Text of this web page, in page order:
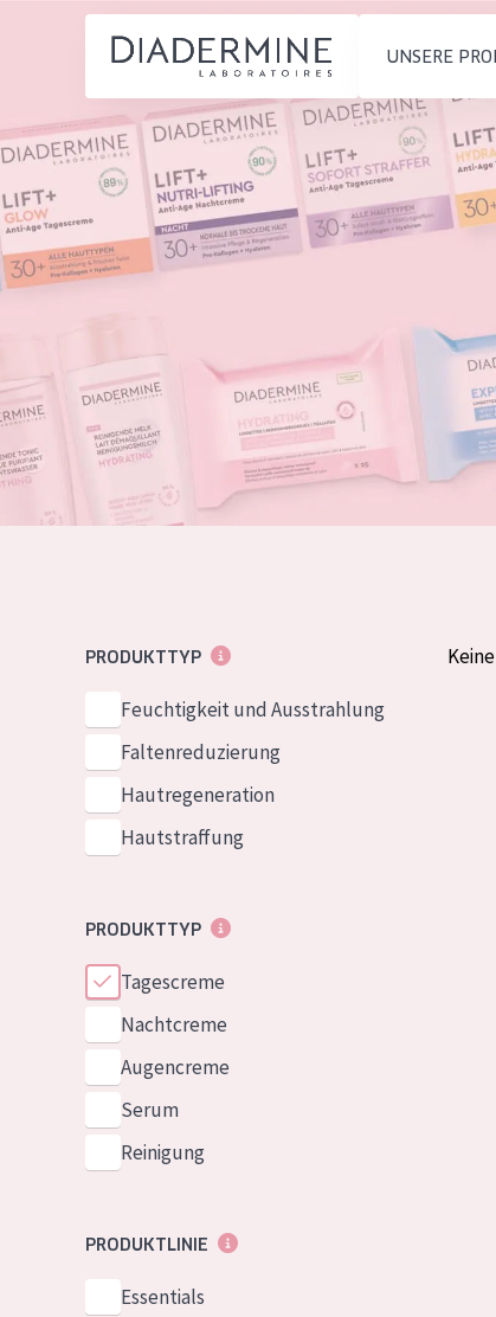
UNSERE
PRODUKTTYP
Feuchtigkeit und
Ausstrahlung
Hautstraffung
Serum
Reinigung
HAUTTYP
Reife Haut
Startseite
inhaltsstoffe
Inspiration
Kontakt
French
GreekPRODUKTTYP
Feuchtigkeit und Ausstrahlung
Faltenreduzierung
Hautregeneration
Hautstraffung
PRODUKTTYP
Tagescreme
Nachtcreme
Augencreme
Serum
Reinigung
PRODUKTLINIE
Essentials